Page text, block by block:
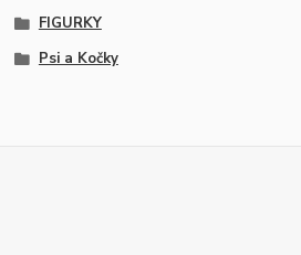
FIGURKY
Psi a Kočky